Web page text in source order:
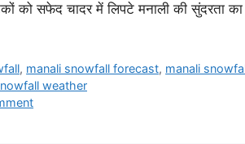
को सफेद चादर में लिपटे मनाली की सुंदरता
, manali snowfall forecast, manali
weather